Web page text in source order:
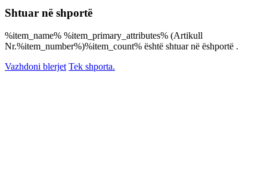
Shtuar në shportë
%item_name% %item_primary_attributes% (Artikull
Nr.%item_number%)%item_count% është shtuar në ëshportë .
Vazhdoni blerjet Tek shporta.